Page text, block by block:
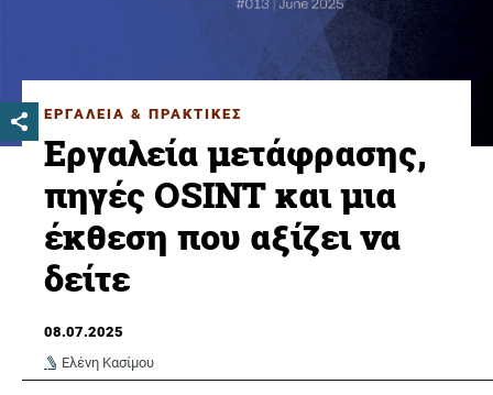
ΕΡΓΑΛΕΙΑ & ΠΡΑΚΤΙΚΕΣ
Εργαλεία μετάφρασης,
πηγές OSINT και μια
έκθεση που αξίζει να
δείτε
08.07.2025
Ελένη Κασίμου